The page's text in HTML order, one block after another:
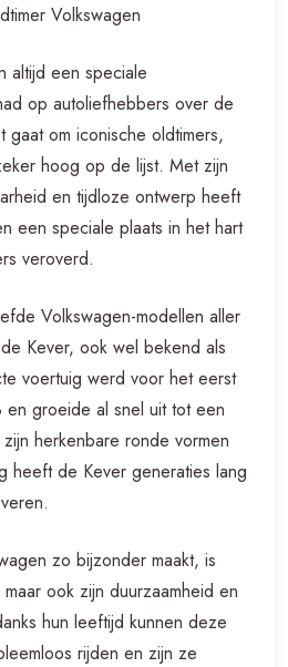
Volkswagen
altijd een speciale
op autoliefhebbers over de
gaat om iconische oldtimers,
hoog op de lijst. Met zijn
en tijdloze ontwerp heeft
een speciale plaats in het hart
veroverd.
Volkswagen-modellen aller
Kever, ook wel bekend als
voertuig werd voor het eerst
groeide al snel uit tot een
herkenbare ronde vormen
heeft de Kever generaties lang
zo bijzonder maakt, is
ook zijn duurzaamheid en
hun leeftijd kunnen deze
rijden en zijn ze